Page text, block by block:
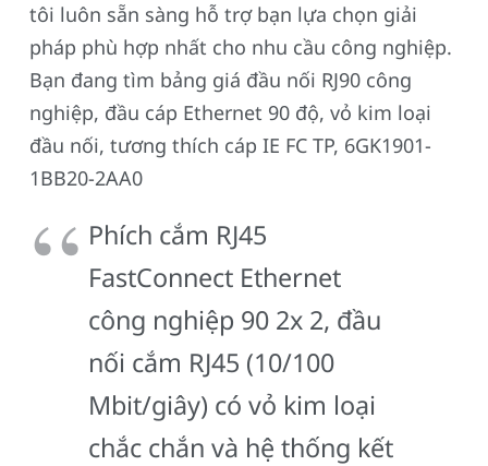
tôi luôn sẵn sàng hỗ trợ bạn lựa chọn giải
pháp phù hợp nhất cho nhu cầu công nghiệp.
Bạn đang tìm bảng giá đầu nối RJ90 công
nghiệp, đầu cáp Ethernet 90 độ, vỏ kim loại
đầu nối, tương thích cáp IE FC TP, 6GK1901-
1BB20-2AA0
Phích cắm RJ45
FastConnect Ethernet
công nghiệp 90 2x 2, đầu
nối cắm RJ45 (10/100
Mbit/giây) có vỏ kim loại
chắc chắn và hệ thống kết